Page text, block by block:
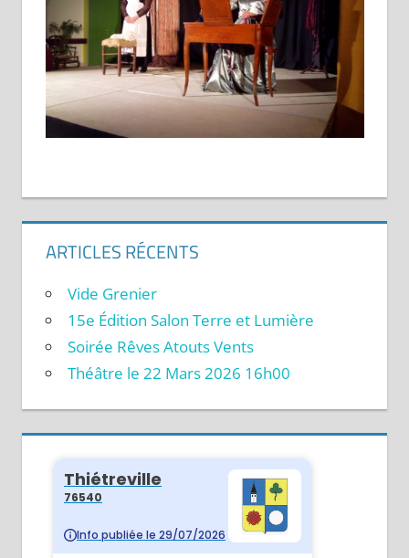
ARTICLES RÉCENTS
Vide Grenier
15e Édition Salon Terre et Lumière
Soirée Rêves Atouts Vents
Théâtre le 22 Mars 2026 16h00